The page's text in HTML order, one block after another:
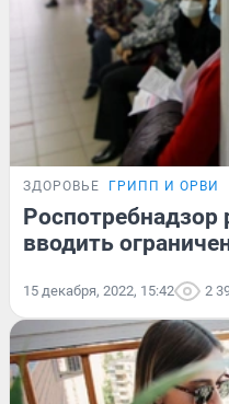
ЗДОРОВЬЕ ГРИПП И ОРВИ
Роспотребнадзор
вводить
15 декабря, 2022, 15:42 2